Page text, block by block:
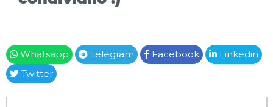
Whatsapp Telegram Facebook
Linkedin
Twitter